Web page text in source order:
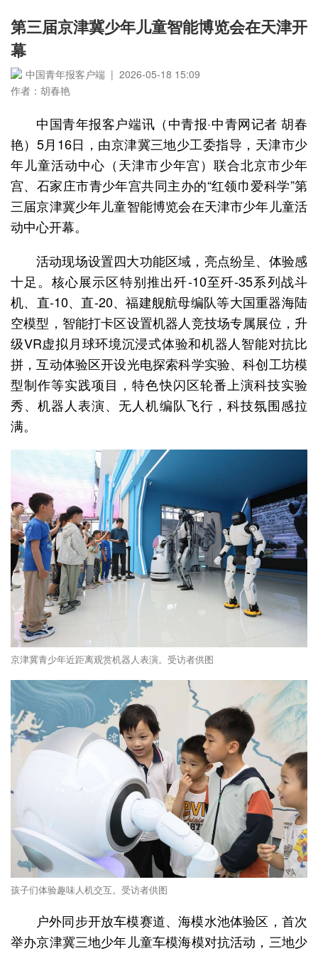
第三届京津冀少年儿童智能博览会在天津开
幕
中国青年报客户端 | 2026-05-18 15:09
作者：胡春艳
中国青年报客户端讯（中青报·中青网记者 胡春
艳）5月16日，由京津冀三地少工委指导，天津市少
年儿童活动中心（天津市少年宫）联合北京市少年
宫、石家庄市青少年宫共同主办的“红领巾爱科学”第
三届京津冀少年儿童智能博览会在天津市少年儿童活
动中心开幕。
活动现场设置四大功能区域，亮点纷呈、体验感
十足。核心展示区特别推出歼-10至歼-35系列战斗
机、直-10、直-20、福建舰航母编队等大国重器海陆
空模型，智能打卡区设置机器人竞技场专属展位，升
级VR虚拟月球环境沉浸式体验和机器人智能对抗比
拼，互动体验区开设光电探索科学实验、科创工坊模
型制作等实践项目，特色快闪区轮番上演科技实验
秀、机器人表演、无人机编队飞行，科技氛围感拉
满。
京津冀青少年近距离观赏机器人表演。受访者供图
孩子们体验趣味人机交互。受访者供图
户外同步开放车模赛道、海模水池体验区，首次
举办京津冀三地少年儿童车模海模对抗活动，三地少